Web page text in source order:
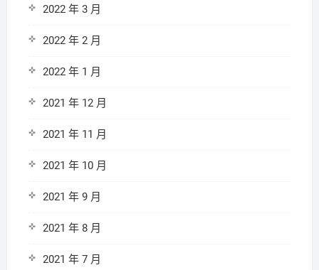
2022 年 3 月
2022 年 2 月
2022 年 1 月
2021 年 12 月
2021 年 11 月
2021 年 10 月
2021 年 9 月
2021 年 8 月
2021 年 7 月